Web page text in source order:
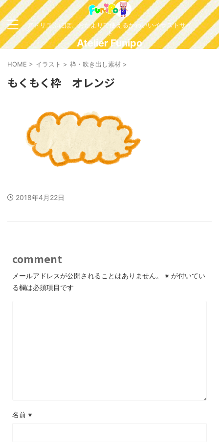
アトリエふにぽ。おたよりで使えるかわいいイラストサイ
ト
Atelier Funipo
HOME > イラスト > 枠・吹き出し素材 >
もくもく枠 オレンジ
2018年4月22日
comment
メールアドレスが公開されることはありません。 ※ が付いてい
る欄は必須項目です
名前 ※